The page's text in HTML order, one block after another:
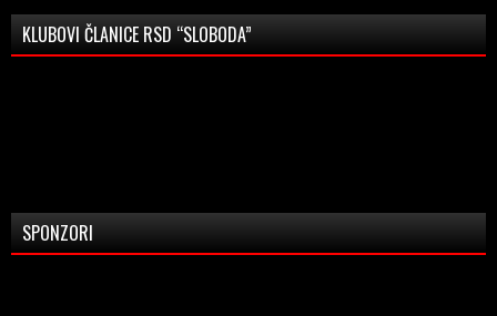
KLUBOVI ČLANICE RSD “SLOBODA”
SPONZORI